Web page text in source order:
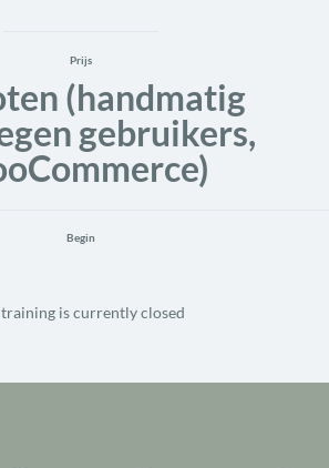
Prijs
(handmatig
gebruikers,
Begin
is currently closed